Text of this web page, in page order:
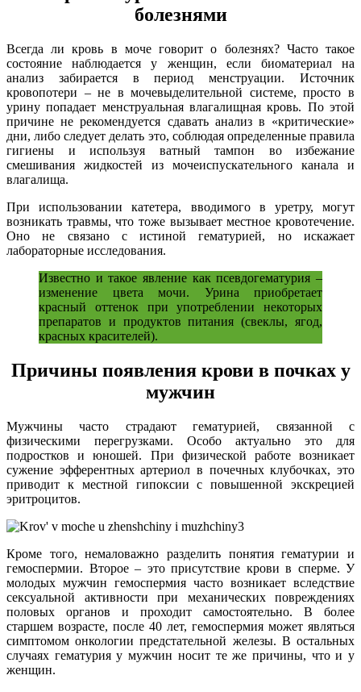
болезнями
Всегда ли кровь в моче говорит о болезнях? Часто такое
состояние наблюдается у женщин, если биоматериал на
анализ забирается в период менструации. Источник
кровопотери – не в мочевыделительной системе, просто в
урину попадает менструальная влагалищная кровь. По этой
причине не рекомендуется сдавать анализ в «критические»
дни, либо следует делать это, соблюдая определенные правила
гигиены и используя ватный тампон во избежание
смешивания жидкостей из мочеиспускательного канала и
влагалища.
При использовании катетера, вводимого в уретру, могут
возникать травмы, что тоже вызывает местное кровотечение.
Оно не связано с истиной гематурией, но искажает
лабораторные исследования.
Известно и такое явление как псевдогематурия –
изменение цвета мочи. Урина приобретает
красный оттенок при употреблении некоторых
препаратов и продуктов питания (свеклы, ягод,
красных красителей).
Причины появления крови в почках у
мужчин
Мужчины часто страдают гематурией, связанной с
физическими перегрузками. Особо актуально это для
подростков и юношей. При физической работе возникает
сужение эфферентных артериол в почечных клубочках, это
приводит к местной гипоксии с повышенной экскрецией
эритроцитов.
Кроме того, немаловажно разделить понятия гематурии и
гемоспермии. Второе – это присутствие крови в сперме. У
молодых мужчин гемоспермия часто возникает вследствие
сексуальной активности при механических повреждениях
половых органов и проходит самостоятельно. В более
старшем возрасте, после 40 лет, гемоспермия может являться
симптомом онкологии предстательной железы. В остальных
случаях гематурия у мужчин носит те же причины, что и у
женщин.